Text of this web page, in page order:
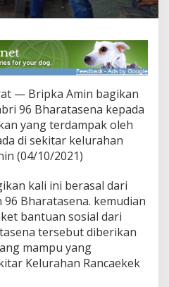
— Bripka Amin bagikan
96 Bharatasena kepada
yang terdampak oleh
di sekitar kelurahan
(04/10/2021)
kali ini berasal dari
Bharatasena. kemudian
bantuan sosial dari
tersebut diberikan
mampu yang
Kelurahan Rancaekek